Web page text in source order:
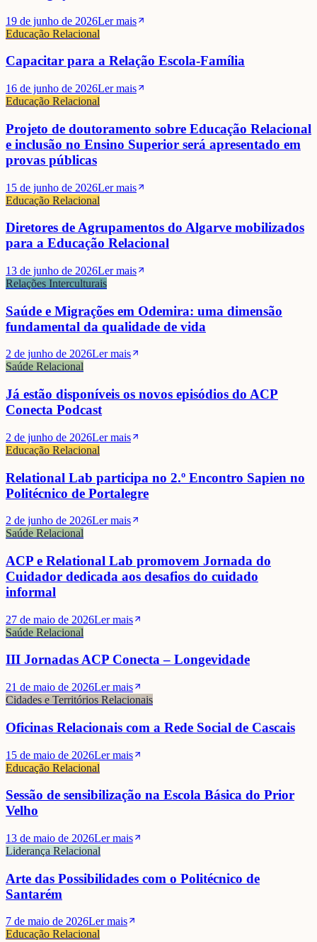
19 de junho de 2026Ler mais
Educação Relacional
Capacitar para a Relação Escola-Família
16 de junho de 2026Ler mais
Educação Relacional
Projeto de doutoramento sobre Educação Relacional
e inclusão no Ensino Superior será apresentado em
provas públicas
15 de junho de 2026Ler mais
Educação Relacional
Diretores de Agrupamentos do Algarve mobilizados
para a Educação Relacional
13 de junho de 2026Ler mais
Relações Interculturais
Saúde e Migrações em Odemira: uma dimensão
fundamental da qualidade de vida
2 de junho de 2026Ler mais
Saúde Relacional
Já estão disponíveis os novos episódios do ACP
Conecta Podcast
2 de junho de 2026Ler mais
Educação Relacional
Relational Lab participa no 2.º Encontro Sapien no
Politécnico de Portalegre
2 de junho de 2026Ler mais
Saúde Relacional
ACP e Relational Lab promovem Jornada do
Cuidador dedicada aos desafios do cuidado
informal
27 de maio de 2026Ler mais
Saúde Relacional
III Jornadas ACP Conecta – Longevidade
21 de maio de 2026Ler mais
Cidades e Territórios Relacionais
Oficinas Relacionais com a Rede Social de Cascais
15 de maio de 2026Ler mais
Educação Relacional
Sessão de sensibilização na Escola Básica do Prior
Velho
13 de maio de 2026Ler mais
Liderança Relacional
Arte das Possibilidades com o Politécnico de
Santarém
7 de maio de 2026Ler mais
Educação Relacional